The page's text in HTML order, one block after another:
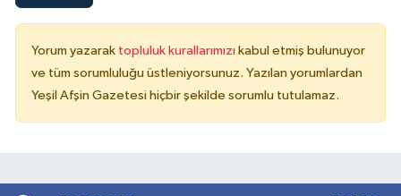
Yorum yazarak topluluk kurallarımızı kabul etmiş bulunuyor
ve tüm sorumluluğu üstleniyorsunuz. Yazılan yorumlardan
Yeşil Afşin Gazetesi hiçbir şekilde sorumlu tutulamaz.